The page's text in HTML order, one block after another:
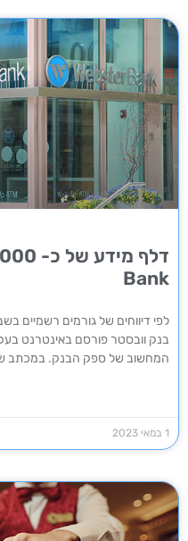
Bank
לפי דיווחים של גורמים רשמיים
בנק וובסטר פורסם באינטרנט
המחשוב של ספק הבנק. במכתב
1 במאי 2023